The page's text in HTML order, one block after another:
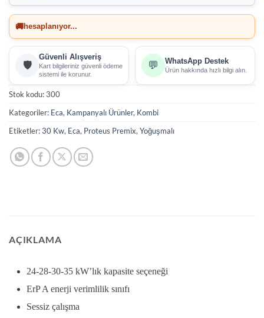
🚚hesaplanıyor...
🛡️
Güvenli Alışveriş
Kart bilgileriniz güvenli ödeme
sistemi ile korunur.
💬 WhatsApp Destek
Ürün hakkında hızlı bilgi alın.
Stok kodu:300
Kategoriler: Eca, Kampanyalı Ürünler, Kombi
Etiketler:30 Kw, Eca, Proteus Premix, Yoğuşmalı
AÇIKLAMA
24-28-30-35 kW’lık kapasite seçeneği
ErP A enerji verimlilik sınıfı
Sessiz çalışma